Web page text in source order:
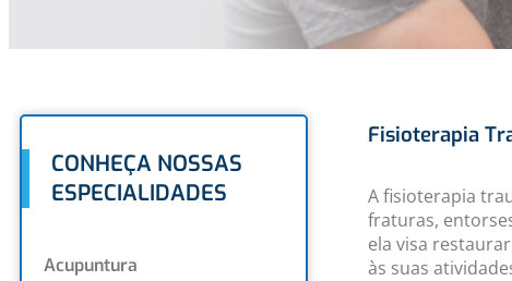
CONHEÇA NOSSAS
ESPECIALIDADES
Acupuntura
Fisioterapia
A fisioterapia
fraturas,
ela visa
às suas